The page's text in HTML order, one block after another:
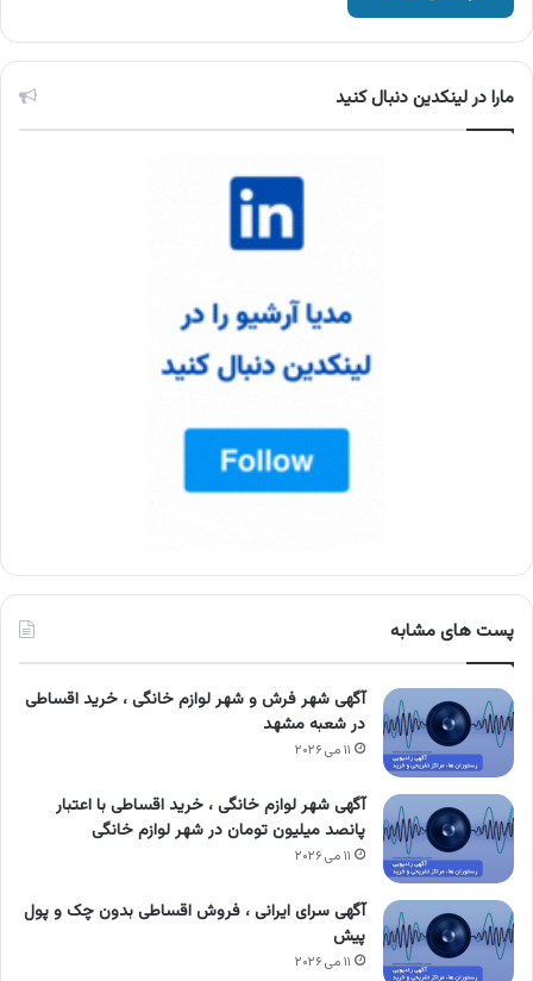
مارا در لینکدین دنبال کنید
پست های مشابه
آگهی شهر فرش و شهر لوازم خانگی ، خرید اقساطی
در شعبه مشهد
۱۱ می ۲۰۲۶
آگهی شهر لوازم خانگی ، خرید اقساطی با اعتبار
پانصد میلیون تومان در شهر لوازم خانگی
۱۱ می ۲۰۲۶
آگهی سرای ایرانی ، فروش اقساطی بدون چک و پول
پیش
۱۱ می ۲۰۲۶